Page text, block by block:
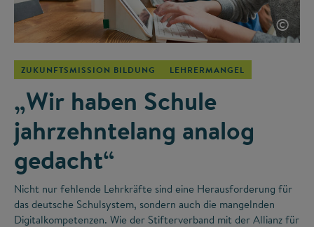
©
ZUKUNFTSMISSION BILDUNG LEHRERMANGEL
„Wir haben Schule
jahrzehntelang analog
gedacht“
Nicht nur fehlende Lehrkräfte sind eine Herausforderung für
das deutsche Schulsystem, sondern auch die mangelnden
Digitalkompetenzen. Wie der Stifterverband mit der Allianz für